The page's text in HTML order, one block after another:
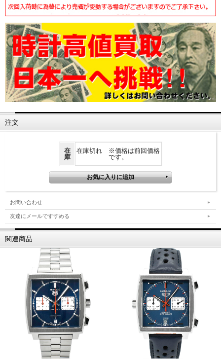
注文
在
庫
在庫切れ ※価格は前回価格
です。
お問い合わせ
友達にメールですすめる
関連商品